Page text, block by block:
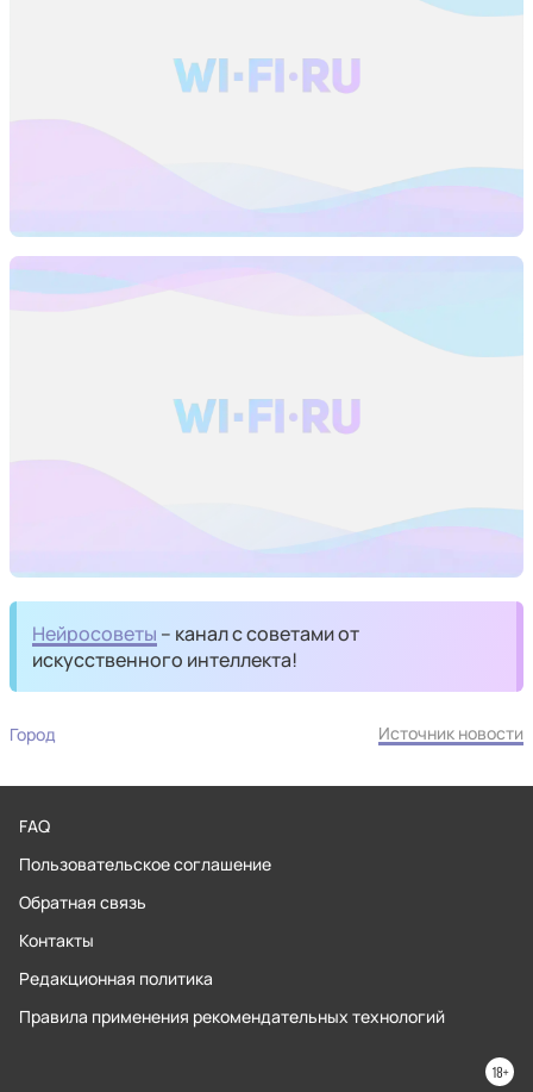
Нейросоветы – канал с советами от
искусственного интеллекта!
Город Источник новости
FAQ
Пользовательское соглашение
Обратная связь
Контакты
Редакционная политика
Правила применения рекомендательных технологий